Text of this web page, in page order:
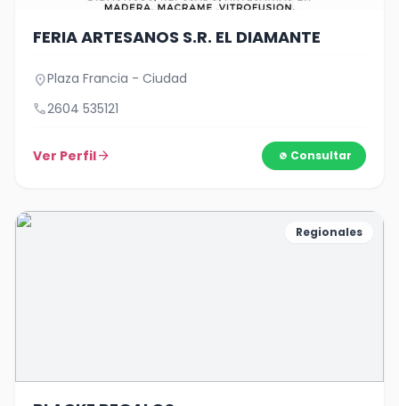
FERIA ARTESANOS S.R. EL DIAMANTE
location_onPlaza Francia - Ciudad
call2604 535121
Ver Perfilarrow_forward Consultar
Regionales